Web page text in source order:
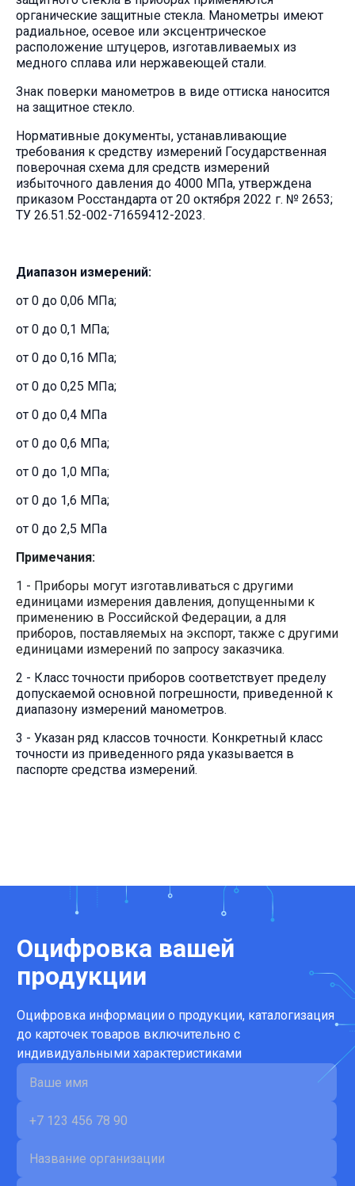
органические защитные стекла. Манометры имеют
радиальное, осевое или эксцентрическое
расположение штуцеров, изготавливаемых из
медного сплава или нержавеющей стали.
Знак поверки манометров в виде оттиска наносится
на защитное стекло.
Нормативные документы, устанавливающие
требования к средству измерений Государственная
поверочная схема для средств измерений
избыточного давления до 4000 МПа, утверждена
приказом Росстандарта от 20 октября 2022 г. № 2653;
ТУ 26.51.52-002-71659412-2023.
Диапазон измерений:
от 0 до 0,06 МПа;
от 0 до 0,1 МПа;
от 0 до 0,16 МПа;
от 0 до 0,25 МПа;
от 0 до 0,4 МПа
от 0 до 0,6 МПа;
от 0 до 1,0 МПа;
от 0 до 1,6 МПа;
от 0 до 2,5 МПа
Примечания:
1 - Приборы могут изготавливаться с другими
единицами измерения давления, допущенными к
применению в Российской Федерации, а для
приборов, поставляемых на экспорт, также с другими
единицами измерений по запросу заказчика.
2 - Класс точности приборов соответствует пределу
допускаемой основной погрешности, приведенной к
диапазону измерений манометров.
3 - Указан ряд классов точности. Конкретный класс
точности из приведенного ряда указывается в
паспорте средства измерений.
Оцифровка вашей
продукции
Оцифровка информации о продукции, каталогизация
до карточек товаров включительно с
индивидуальными характеристиками